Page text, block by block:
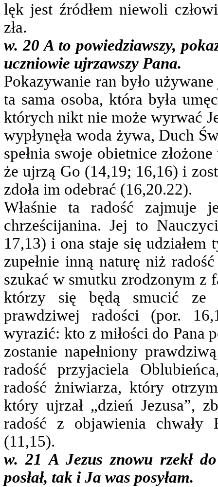
lęk jest źródłem niewoli
zła.
w. 20 A to powiedziawszy,
uczniowie ujrzawszy Pana.
Pokazywanie ran było
ta sama osoba, która była
których nikt nie może wyrwać
wypłynęła woda żywa, Duch
spełnia swoje obietnice
że ujrzą Go (14,19; 16,16) i
zdoła im odebrać (16,20.22).
Właśnie ta radość zajmuje
chrześcijanina. Jej to
17,13) i ona staje się
zupełnie inną naturę niż
szukać w smutku zrodzonym z
którzy się będą smucić ze
prawdziwej radości (por.
wyrazić: kto z miłości do Pana
zostanie napełniony
radość przyjaciela
radość żniwiarza, który
który ujrzał „dzień Jezusa”,
radość z objawienia chwały
(11,15).
w. 21 A Jezus znowu rzekł
posłał, tak i Ja was posyłam.